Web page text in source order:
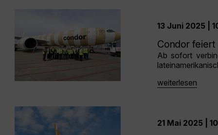
13 Juni 2025 |
Condor feiert
Ab sofort
weiterlesen
21 Mai 2025 |